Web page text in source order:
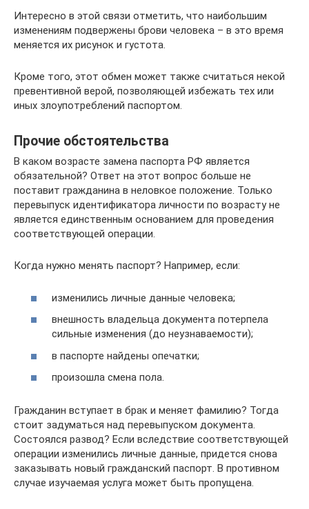
Интересно в этой связи отметить, что наибольшим
изменениям подвержены брови человека – в это время
меняется их рисунок и густота.
Кроме того, этот обмен может также считаться некой
превентивной верой, позволяющей избежать тех или
иных злоупотреблений паспортом.
Прочие обстоятельства
В каком возрасте замена паспорта РФ является
обязательной? Ответ на этот вопрос больше не
поставит гражданина в неловкое положение. Только
перевыпуск идентификатора личности по возрасту не
является единственным основанием для проведения
соответствующей операции.
Когда нужно менять паспорт? Например, если:
изменились личные данные человека;
внешность владельца документа потерпела
сильные изменения (до неузнаваемости);
в паспорте найдены опечатки;
произошла смена пола.
Гражданин вступает в брак и меняет фамилию? Тогда
стоит задуматься над перевыпуском документа.
Состоялся развод? Если вследствие соответствующей
операции изменились личные данные, придется снова
заказывать новый гражданский паспорт. В противном
случае изучаемая услуга может быть пропущена.